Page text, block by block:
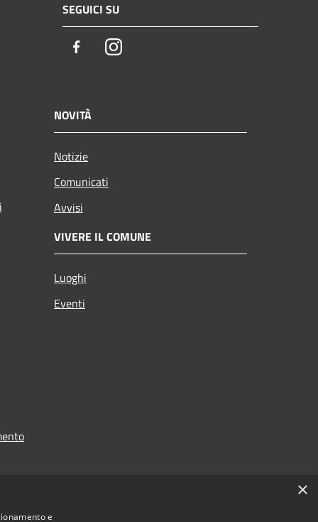
SEGUICI SU
FacebookInstagram
NOVITÀ
Notizie
Comunicati
Avvisi
VIVERE IL COMUNE
Luoghi
Eventi
×
e